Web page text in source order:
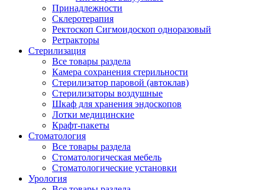
Принадлежности
Склеротерапия
Ректоскоп Сигмоидоскоп одноразовый
Ретракторы
Стерилизация
Все товары раздела
Камера сохранения стерильности
Стерилизатор паровой (автоклав)
Стерилизаторы воздушные
Шкаф для хранения эндоскопов
Лотки медицинские
Крафт-пакеты
Стоматология
Все товары раздела
Стоматологическая мебель
Стоматологические установки
Урология